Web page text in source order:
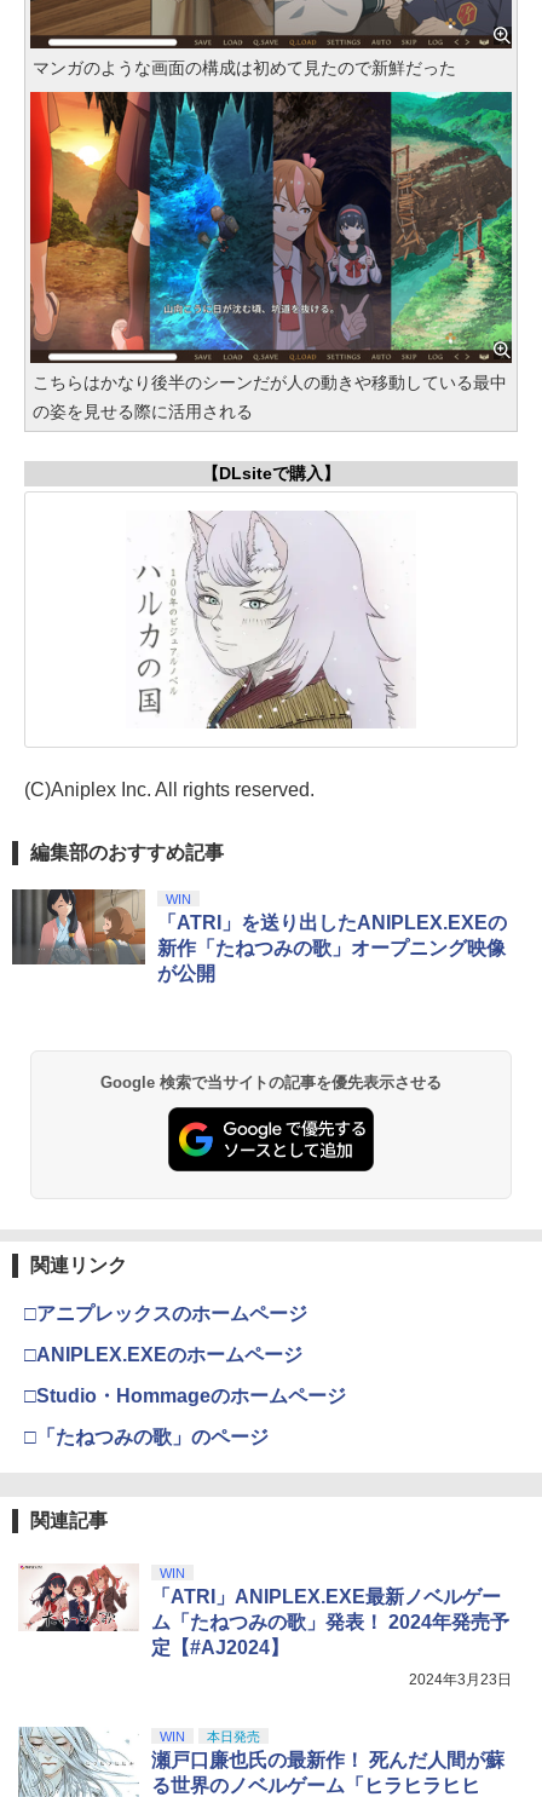
マンガのような画面の構成は初めて見たので新鮮だった
こちらはかなり後半のシーンだが人の動きや移動している最中
の姿を見せる際に活用される
【DLsiteで購入】
(C)Aniplex Inc. All rights reserved.
編集部のおすすめ記事
WIN
「ATRI」を送り出したANIPLEX.EXEの
新作「たねつみの歌」オープニング映像
が公開
Google 検索で当サイトの記事を優先表示させる
関連リンク
□アニプレックスのホームページ
□ANIPLEX.EXEのホームページ
□Studio・Hommageのホームページ
□「たねつみの歌」のページ
関連記事
WIN
「ATRI」ANIPLEX.EXE最新ノベルゲー
ム「たねつみの歌」発表！ 2024年発売予
定【#AJ2024】
2024年3月23日
WIN 本日発売
瀬戸口廉也氏の最新作！ 死んだ人間が蘇
る世界のノベルゲーム「ヒラヒラヒヒ